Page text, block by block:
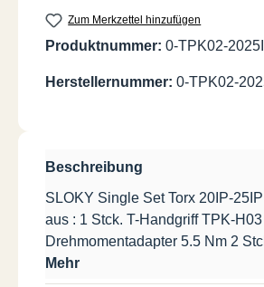
Zum Merkzettel hinzufügen
Produktnummer: 0-TPK02-
Herstellernummer: 0-TPK02-
Beschreibung
SLOKY Single Set Torx 20IP-
aus : 1 Stck. T-Handgriff TPK-
Drehmomentadapter 5.5 Nm 2
Mehr